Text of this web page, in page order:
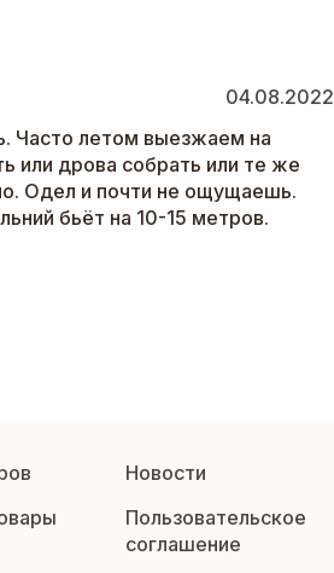
04.08.2022
Часто летом выезжаем на
или дрова собрать или те же
Одел и почти не ощущаешь.
бьёт на 10-15 метров.
Новости
Пользовательское
соглашение